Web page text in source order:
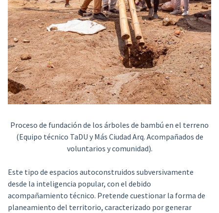
Proceso de fundación de los árboles de bambú en el terreno
(Equipo técnico TaDU y Más Ciudad Arq. Acompañados de
voluntarios y comunidad).
Este tipo de espacios autoconstruidos subversivamente
desde la inteligencia popular, con el debido
acompañamiento técnico. Pretende cuestionar la forma de
planeamiento del territorio, caracterizado por generar